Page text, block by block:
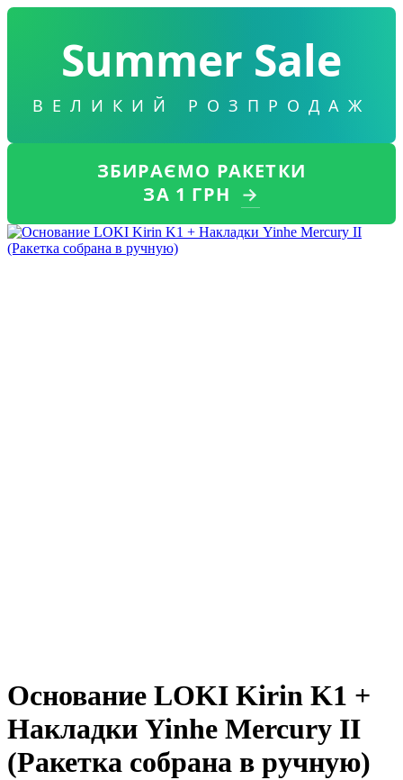
Summer Sale
ВЕЛИКИЙ РОЗПРОДАЖ
ЗБИРАЄМО РАКЕТКИ
ЗА 1 ГРН →
Основание LOKI Kirin K1 +
Накладки Yinhe Mercury II
(Ракетка собрана в ручную)